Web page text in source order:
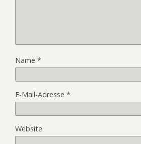
Name *
E-Mail-Adresse *
Website